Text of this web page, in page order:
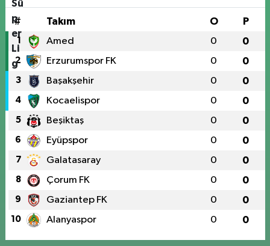
# Takım O P
1 Amed 0 0
2 Erzurumspor FK 0 0
3 Başakşehir 0 0
4 Kocaelispor 0 0
5 Beşiktaş 0 0
6 Eyüpspor 0 0
7 Galatasaray 0 0
8 Çorum FK 0 0
9 Gaziantep FK 0 0
10 Alanyaspor 0 0